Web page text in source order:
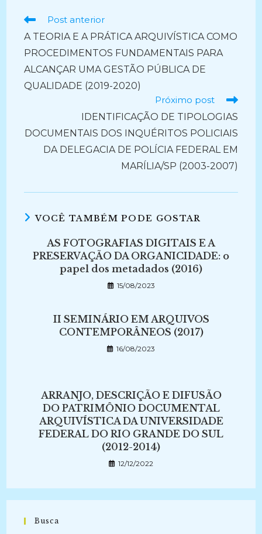
Ler
artigos
Post anterior
A TEORIA E A PRÁTICA ARQUIVÍSTICA COMO
PROCEDIMENTOS FUNDAMENTAIS PARA
ALCANÇAR UMA GESTÃO PÚBLICA DE
QUALIDADE (2019-2020)
Próximo post
IDENTIFICAÇÃO DE TIPOLOGIAS
DOCUMENTAIS DOS INQUÉRITOS POLICIAIS
DA DELEGACIA DE POLÍCIA FEDERAL EM
MARÍLIA/SP (2003-2007)
VOCÊ TAMBÉM PODE GOSTAR
AS FOTOGRAFIAS DIGITAIS E A
PRESERVAÇÃO DA ORGANICIDADE: o
papel dos metadados (2016)
15/08/2023
II SEMINÁRIO EM ARQUIVOS
CONTEMPORÂNEOS (2017)
16/08/2023
ARRANJO, DESCRIÇÃO E DIFUSÃO
DO PATRIMÔNIO DOCUMENTAL
ARQUIVÍSTICA DA UNIVERSIDADE
FEDERAL DO RIO GRANDE DO SUL
(2012-2014)
12/12/2022
Busca